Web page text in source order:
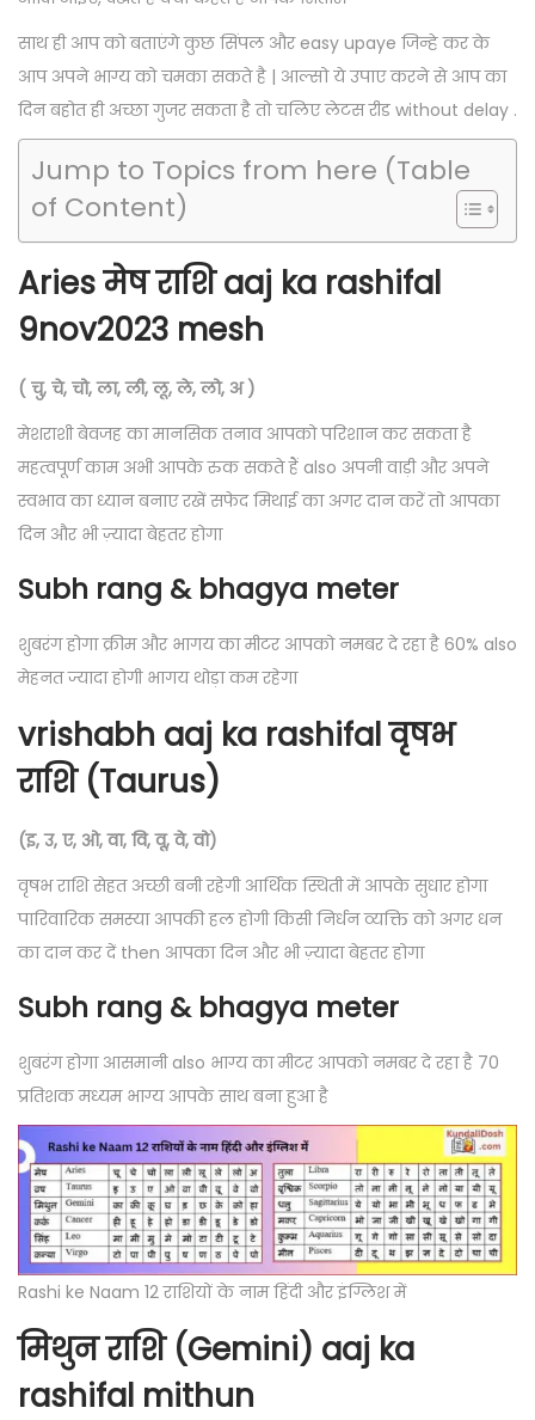
2
0
2
3
साथ ही आप को बताएंगे कुछ सिंपल और easy upaye जिन्हे कर के
आप अपने भाग्य को चमका सकते है | आल्सो ये उपाए करने से आप का
दिन बहोत ही अच्छा गुजर सकता है तो चलिए लेटस रीड without delay .
Jump to Topics from here (Table
of Content)
Aries मेष राशि aaj ka rashifal
9nov2023 mesh
( चु, चे, चो, ला, ली, लू, ले, लो, अ )
मेशराशी बेवजह का मानसिक तनाव आपको परिशान कर सकता है
महत्वपूर्ण काम अभी आपके रुक सकते हैं also अपनी वाड़ी और अपने
स्वभाव का ध्यान बनाए रखें सफेद मिथाई का अगर दान करें तो आपका
दिन और भी ज़्यादा बेहतर होगा
Subh rang & bhagya meter
शुबरंग होगा क्रीम और भागय का मीटर आपको नमबर दे रहा है 60% also
मेहनत ज्यादा होगी भागय थोड़ा कम रहेगा
vrishabh aaj ka rashifal वृषभ
राशि (Taurus)
(इ, उ, ए, ओ, वा, वि, वू, वे, वो)
वृषभ राशि सेहत अच्छी बनी रहेगी आर्थिक स्थिती में आपके सुधार होगा
पारिवारिक समस्या आपकी हल होगी किसी निर्धन व्यक्ति को अगर धन
का दान कर दें then आपका दिन और भी ज़्यादा बेहतर होगा
Subh rang & bhagya meter
शुबरंग होगा आसमानी also भाग्य का मीटर आपको नमबर दे रहा है 70
प्रतिशक मध्यम भाग्य आपके साथ बना हुआ है
Rashi ke Naam 12 राशियों के नाम हिंदी और इंग्लिश में
मिथुन राशि (Gemini) aaj ka
rashifal mithun